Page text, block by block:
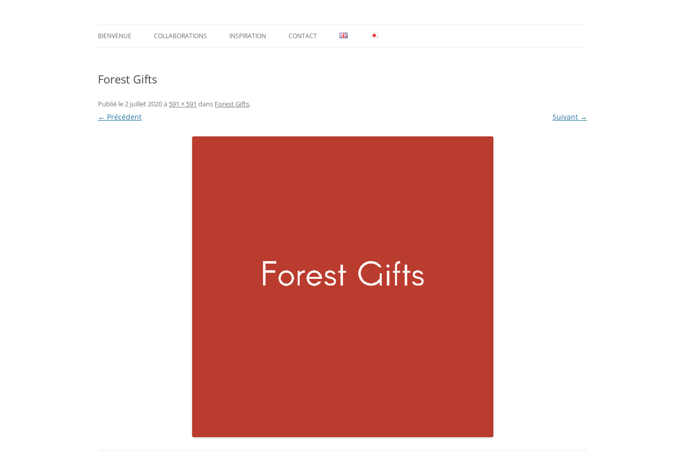
BIENVENUE COLLABORATIONS INSPIRATION CONTACT
Forest Gifts
Publié le2 juillet 2020à 591 × 591 dans Forest Gifts.
← Précédent Suivant →